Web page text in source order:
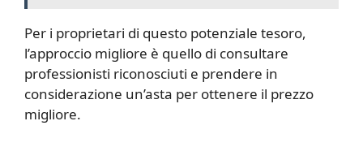
Per i proprietari di questo potenziale tesoro,
l’approccio migliore è quello di consultare
professionisti riconosciuti e prendere in
considerazione un’asta per ottenere il prezzo
migliore.